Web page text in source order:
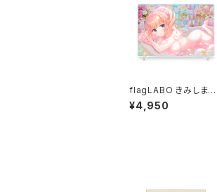
flagLABO きみしま青
オーロラアクリルプレー
ト
¥4,950